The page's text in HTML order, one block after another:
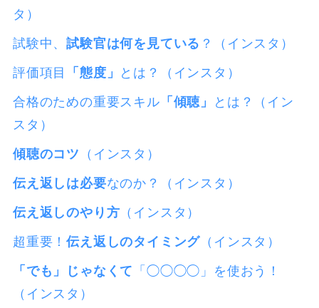
タ）
試験中、試験官は何を見ている ？（インスタ）
評価項目 「態度」 とは？（インスタ）
合格のための重要スキル 「傾聴」
とは？（イン
スタ）
傾聴のコツ （インスタ）
伝え返しは必要なのか？（インスタ）
伝え返しのやり方 （インスタ）
超重要！伝え返しのタイミング （インスタ）
「でも」じゃなくて 「◯◯◯◯」を使おう！
（インスタ）